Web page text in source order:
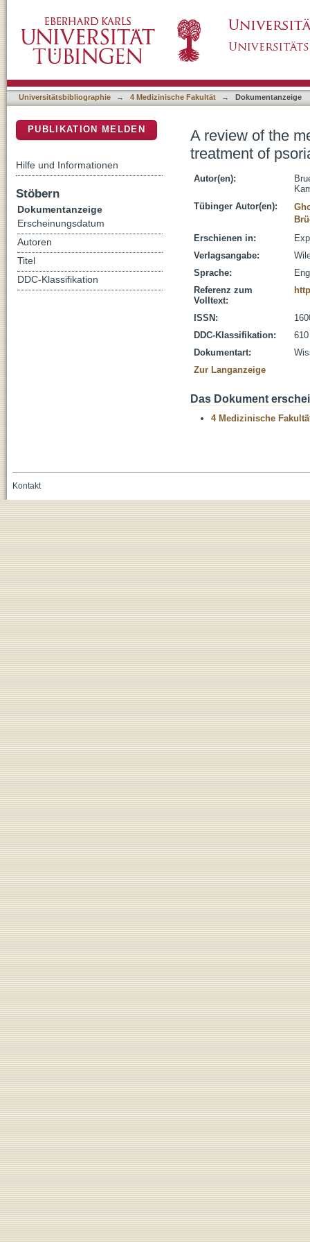
Universitätsbibliographie → 4 Medizinische Fakultät → Dokumentanzeige
A review of the
treatment of
Autor(en):
Tübinger Autor(en):
Erschienen in:
Verlagsangabe:
Sprache:
Referenz zum
Volltext:
ISSN:
DDC-Klassifikation:
Dokumentart:
Zur Langanzeige
Das Dokument
4 Medizinische
PUBLIKATION MELDEN
Hilfe und Informationen
Stöbern
Dokumentanzeige
Erscheinungsdatum
Autoren
Titel
DDC-Klassifikation
Kontakt